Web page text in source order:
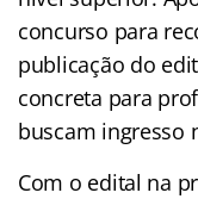
concurso para
publicação do
concreta para
buscam ingresso
Com o edital na